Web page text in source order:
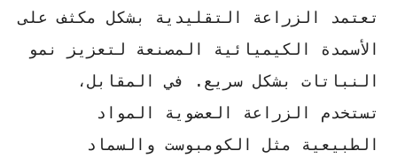
تعتمد الزراعة التقليدية بشكل مكثف على
الأسمدة الكيميائية المصنعة لتعزيز نمو
النباتات بشكل سريع. في المقابل،
تستخدم الزراعة العضوية
المواد
الطبيعية مثل الكومبوست والسماد